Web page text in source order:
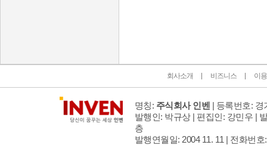
회사소개 비즈니스 이
명칭: 주식회사 인벤 | 등록번호: 경
발행인: 박규상 | 편집인: 강민우 |
층
발행연월일: 2004 11. 11 | 전화번호